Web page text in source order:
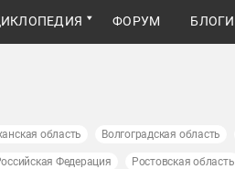
ФОРУМ БЛОГИ
область Волгоградская область
Федерация Ростовская область